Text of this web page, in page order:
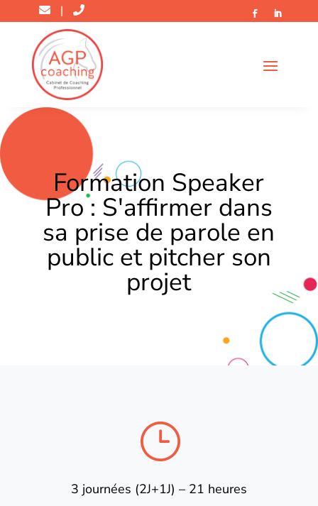
|
Formation Speaker
Pro : S'affirmer dans
sa prise de parole en
public et pitcher son
projet
}
3 journées (2J+1J) – 21 heures